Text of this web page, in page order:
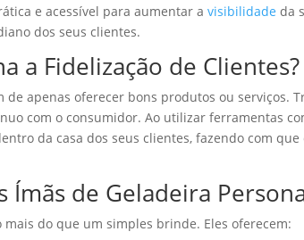
e acessível para aumentar avisibilidade da
dos seus clientes.
a Fidelização de Clientes?
de apenas oferecer bons produtos ou serviços.
com o consumidor. Ao utilizar ferramentas
da casa dos seus clientes, fazendo com
Ímãs de Geladeira
mais do que um simples brinde. Eles oferecem: